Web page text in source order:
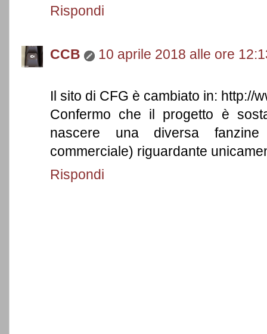
Rispondi
CCB 10 aprile 2018 alle ore
Il sito di CFG è cambiato in: http://
Confermo che il progetto è
nascere una diversa
commerciale) riguardante
Rispondi